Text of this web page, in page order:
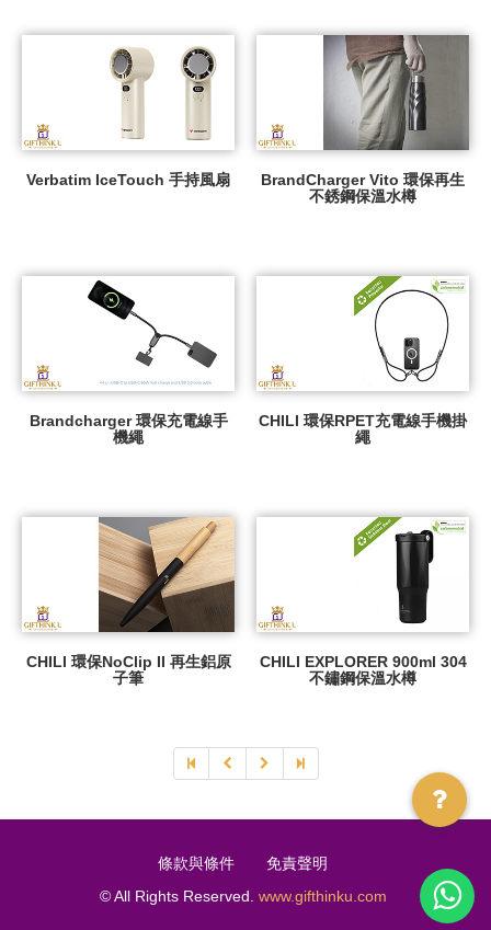
Verbatim IceTouch 手持風扇
BrandCharger Vito 環保再生
不銹鋼保溫水樽
Brandcharger 環保充電線手
機繩
CHILI 環保RPET充電線手機掛
繩
CHILI 環保NoClip II 再生鋁原
子筆
CHILI EXPLORER 900ml 304
不鏽鋼保溫水樽
條款與條件
免責聲明
© All Rights Reserved. www.gifthinku.com